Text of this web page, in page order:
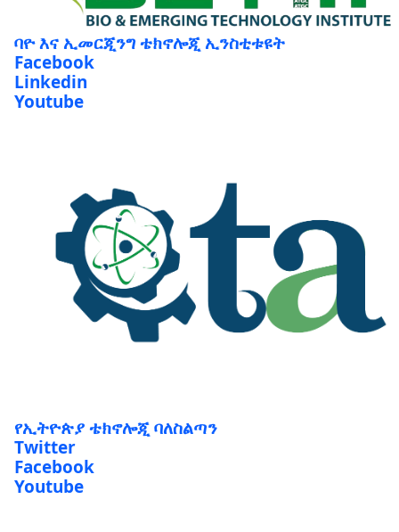
ባዮ እና ኢመርጂንግ ቴክኖሎጂ ኢንስቲቱዩት
Facebook
Linkedin
Youtube
የኢትዮጵያ ቴክኖሎጂ ባለስልጣን
Twitter
Facebook
Youtube